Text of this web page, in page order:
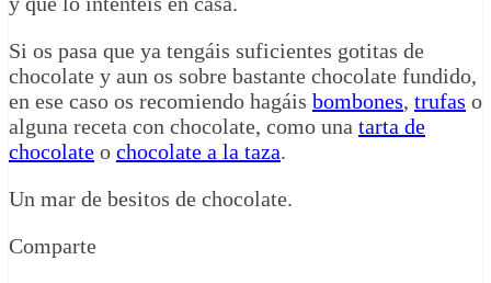
Si os pasa que ya tengáis suficientes gotitas de
chocolate y aun os sobre bastante chocolate fundido,
en ese caso os recomiendo hagáis bombones, trufas o
alguna receta con chocolate, como una tarta de
chocolate o chocolate a la taza.
Un mar de besitos de chocolate.
Comparte